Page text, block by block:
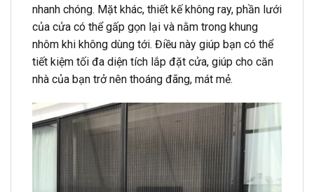
nhanh chóng. Mặt khác, thiết kế không ray, phần lưới
của cửa có thể gấp gọn lại và nằm trong khung
nhôm khi không dùng tới. Điều này giúp bạn có thể
tiết kiệm tối đa diện tích lắp đặt cửa, giúp cho căn
nhà của bạn trở nên thoáng đãng, mát mẻ.